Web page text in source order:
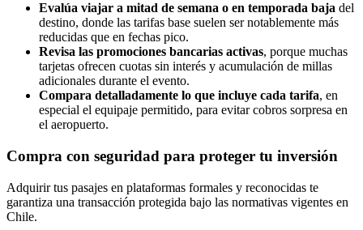
Evalúa viajar a mitad de semana o en temporada baja del
destino, donde las tarifas base suelen ser notablemente más
reducidas que en fechas pico.
Revisa las promociones bancarias activas, porque muchas
tarjetas ofrecen cuotas sin interés y acumulación de millas
adicionales durante el evento.
Compara detalladamente lo que incluye cada tarifa, en
especial el equipaje permitido, para evitar cobros sorpresa en
el aeropuerto.
Compra con seguridad para proteger tu inversión
Adquirir tus pasajes en plataformas formales y reconocidas te
garantiza una transacción protegida bajo las normativas vigentes en
Chile.